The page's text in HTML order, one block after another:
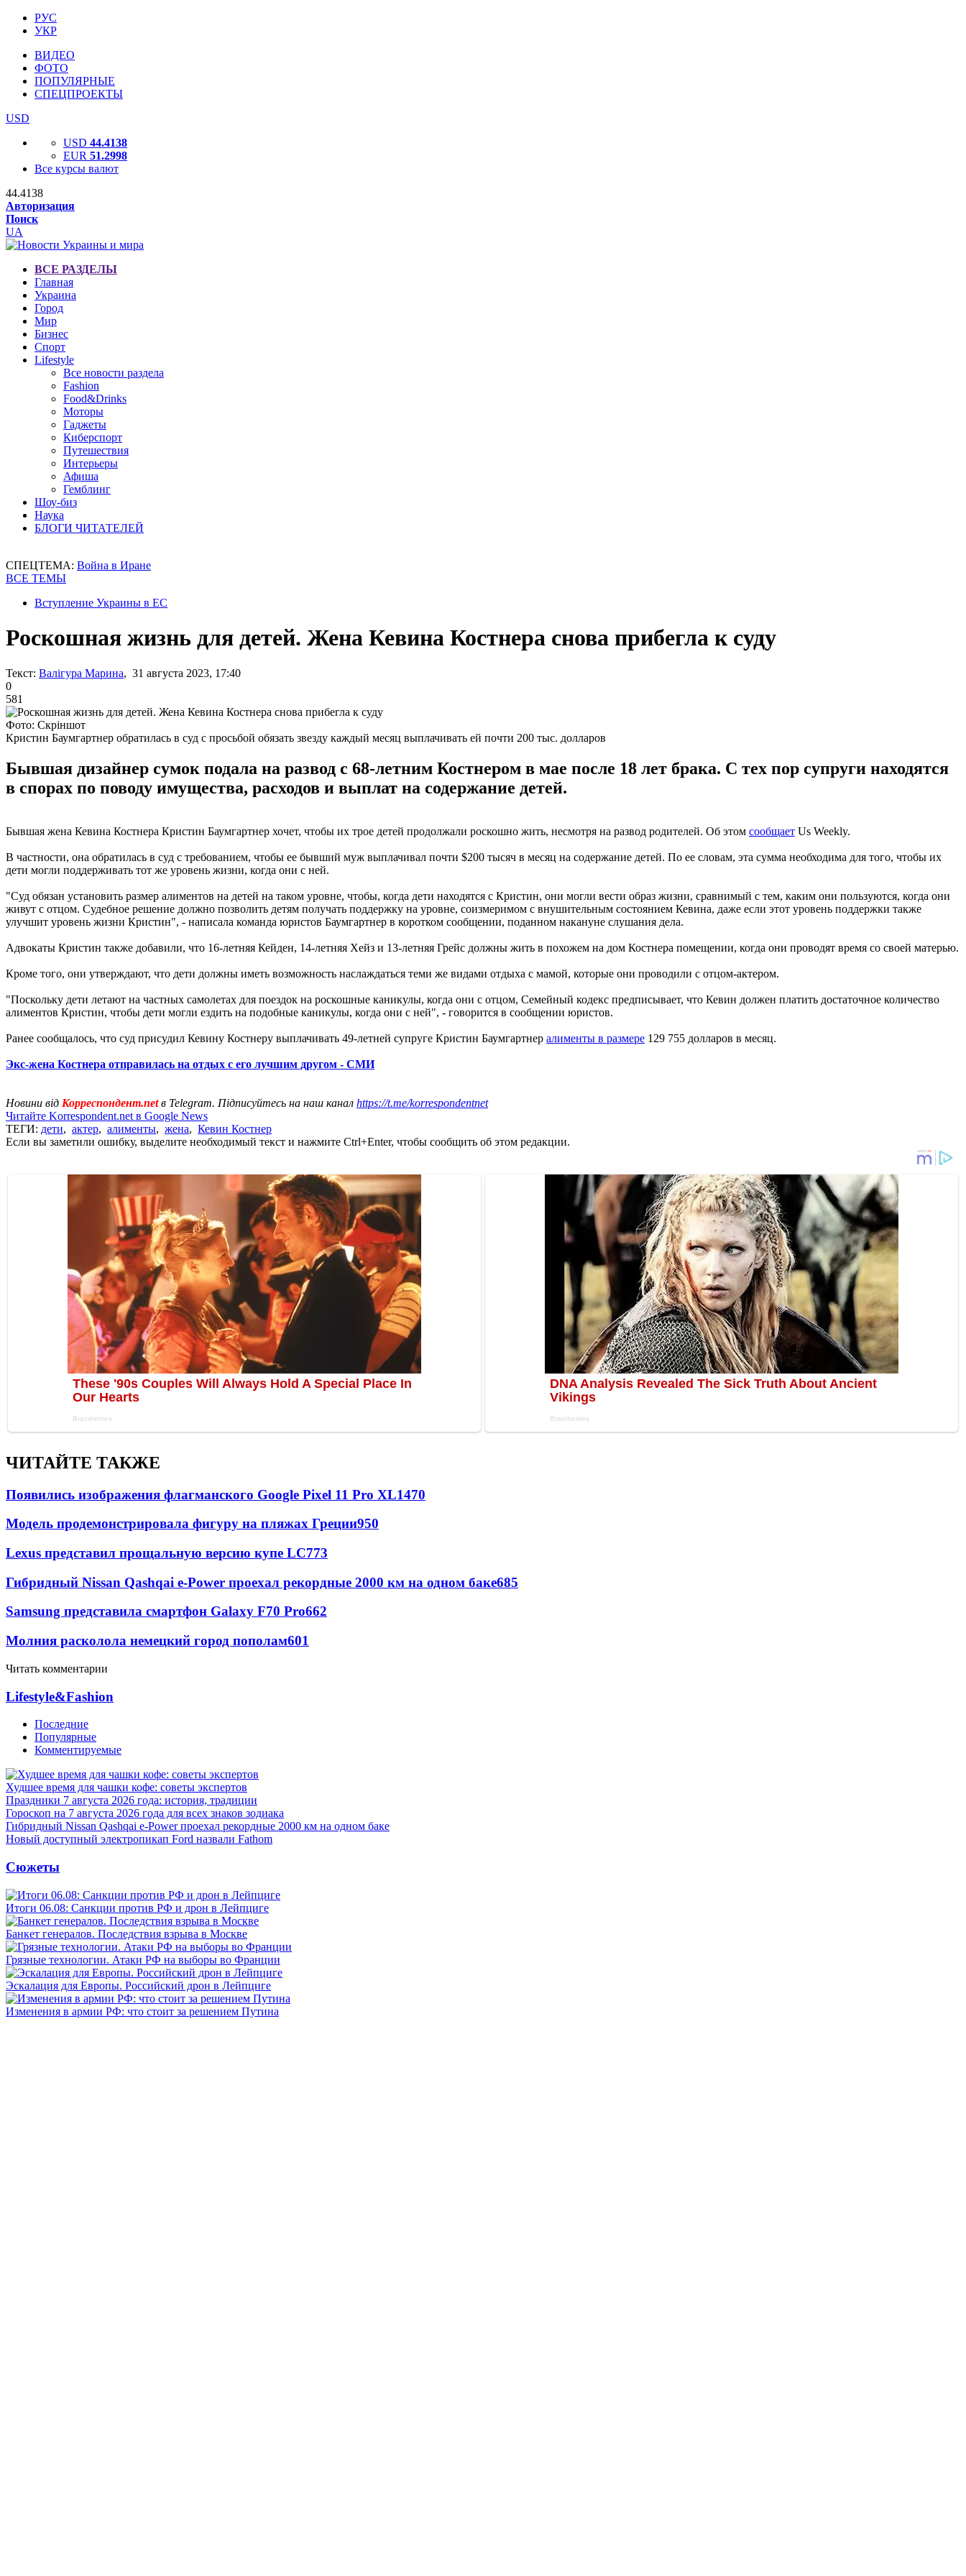
РУС
УКР
ВИДЕО
ФОТО
ПОПУЛЯРНЫЕ
СПЕЦПРОЕКТЫ
USD
USD 44.4138
EUR 51.2998
Все курсы валют
44.4138
Авторизация
Поиск
UA
ВСЕ РАЗДЕЛЫ
Главная
Украина
Город
Мир
Бизнес
Спорт
Lifestyle
Все новости раздела
Fashion
Food&Drinks
Моторы
Гаджеты
Киберспорт
Путешествия
Интерьеры
Афиша
Гемблинг
Шоу-биз
Наука
БЛОГИ ЧИТАТЕЛЕЙ
СПЕЦТЕМА: Война в Иране
ВСЕ ТЕМЫ
Вступление Украины в ЕС
Роскошная жизнь для детей. Жена Кевина Костнера снова прибегла к суду
Текст: Валігура Марина, 31 августа 2023, 17:40
0
581
Фото: Скріншот
Кристин Баумгартнер обратилась в суд с просьбой обязать звезду каждый месяц выплачивать ей почти 200 тыс. долларов
Бывшая дизайнер сумок подала на развод с 68-летним Костнером в мае после 18 лет брака. С тех пор супруги находятся
в спорах по поводу имущества, расходов и выплат на содержание детей.
Бывшая жена Кевина Костнера Кристин Баумгартнер хочет, чтобы их трое детей продолжали роскошно жить, несмотря на развод родителей. Об этом сообщает Us Weekly.
В частности, она обратилась в суд с требованием, чтобы ее бывший муж выплачивал почти $200 тысяч в месяц на содержание детей. По ее словам, эта сумма необходима для того, чтобы их
дети могли поддерживать тот же уровень жизни, когда они с ней.
"Суд обязан установить размер алиментов на детей на таком уровне, чтобы, когда дети находятся с Кристин, они могли вести образ жизни, сравнимый с тем, каким они пользуются, когда они
живут с отцом. Судебное решение должно позволить детям получать поддержку на уровне, соизмеримом с внушительным состоянием Кевина, даже если этот уровень поддержки также
улучшит уровень жизни Кристин", - написала команда юристов Баумгартнер в коротком сообщении, поданном накануне слушания дела.
Адвокаты Кристин также добавили, что 16-летняя Кейден, 14-летняя Хейз и 13-летняя Грейс должны жить в похожем на дом Костнера помещении, когда они проводят время со своей матерью.
Кроме того, они утверждают, что дети должны иметь возможность наслаждаться теми же видами отдыха с мамой, которые они проводили с отцом-актером.
"Поскольку дети летают на частных самолетах для поездок на роскошные каникулы, когда они с отцом, Семейный кодекс предписывает, что Кевин должен платить достаточное количество
алиментов Кристин, чтобы дети могли ездить на подобные каникулы, когда они с ней", - говорится в сообщении юристов.
Ранее сообщалось, что суд присудил Кевину Костнеру выплачивать 49-летней супруге Кристин Баумгартнер алименты в размере 129 755 долларов в месяц.
Экс-жена Костнера отправилась на отдых с его лучшим другом - СМИ
Новини від Корреспондент.netв Telegram. Підписуйтесь на наш канал https://t.me/korrespondentnet
Читайте Korrespondent.net в Google News
ТЕГИ: дети, актер, алименты, жена, Кевин Костнер
Если вы заметили ошибку, выделите необходимый текст и нажмите Ctrl+Enter, чтобы сообщить об этом редакции.
ЧИТАЙТЕ ТАКЖЕ
Появились изображения флагманского Google Pixel 11 Pro XL1470
Модель продемонстрировала фигуру на пляжах Греции950
Lexus представил прощальную версию купе LC773
Гибридный Nissan Qashqai e-Power проехал рекордные 2000 км на одном баке685
Samsung представила смартфон Galaxy F70 Pro662
Молния расколола немецкий город пополам601
Читать комментарии
Lifestyle&Fashion
Последние
Популярные
Комментируемые
Худшее время для чашки кофе: советы экспертов
Праздники 7 августа 2026 года: история, традиции
Гороскоп на 7 августа 2026 года для всех знаков зодиака
Гибридный Nissan Qashqai e-Power проехал рекордные 2000 км на одном баке
Новый доступный электропикап Ford назвали Fathom
Сюжеты
Итоги 06.08: Санкции против РФ и дрон в Лейпциге
Банкет генералов. Последствия взрыва в Москве
Грязные технологии. Атаки РФ на выборы во Франции
Эскалация для Европы. Российский дрон в Лейпциге
Изменения в армии РФ: что стоит за решением Путина